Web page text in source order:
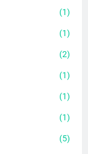
(1)
(1)
(2)
(1)
(1)
(1)
(5)